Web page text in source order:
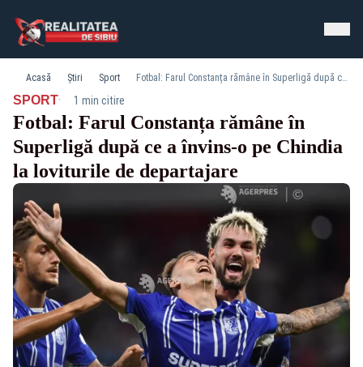
Acasă Știri Sport Fotbal: Farul Constanța rămâne în Superligă după ce a învins-o pe Chindia la loviturile de departajare
SPORT· 1 min citire
Fotbal: Farul Constanța rămâne în
Superligă după ce a învins-o pe Chindia
la loviturile de departajare